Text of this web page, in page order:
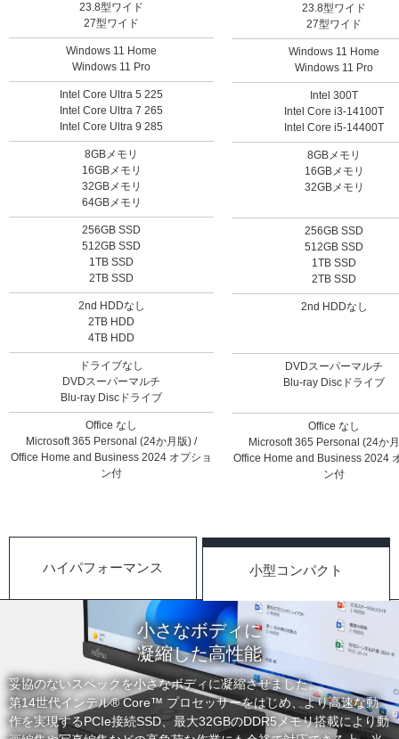
23.8型ワイド
27型ワイド
Windows 11 Home
Windows 11 Pro
Intel Core Ultra 5 225
Intel Core Ultra 7 265
Intel Core Ultra 9 285
8GBメモリ
16GBメモリ
32GBメモリ
64GBメモリ
256GB SSD
512GB SSD
1TB SSD
2TB SSD
2nd HDDなし
2TB HDD
4TB HDD
ドライブなし
DVDスーパーマルチ
Blu-ray Discドライブ
Office なし
Microsoft 365 Personal (24か月版) /
Office Home and Business 2024 オプショ
ン付
23.8型ワイド
27型ワイド
Windows 11 Home
Windows 11 Pro
Intel 300T
Intel Core i3-14100T
Intel Core i5-14400T
8GBメモリ
16GBメモリ
32GBメモリ
256GB SSD
512GB SSD
1TB SSD
2TB SSD
2nd HDDなし
DVDスーパーマルチ
Blu-ray Discドライブ
Office なし
Microsoft 365 Personal (24か
Office Home and Business 2024
ン付
ハイパフォーマンス 小型コンパクト
小さなボディに
凝縮した高性能
妥協のないスペックを小さなボディに凝縮させました。
第14世代インテル® Core™ プロセッサーをはじめ、より高速な動
作を実現するPCIe接続SSD、最大32GBのDDR5メモリ搭載により動